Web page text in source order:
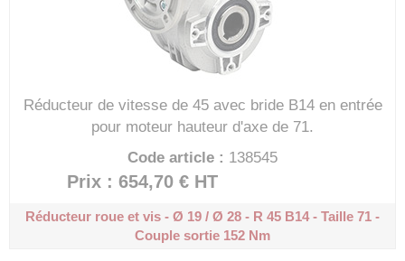
Réducteur de vitesse de 45 avec bride B14 en entrée
pour moteur hauteur d'axe de 71.
Code article : 138545
Prix : 654,70 € HT
Réducteur roue et vis - Ø 19 / Ø 28 - R 45 B14 - Taille 71 -
Couple sortie 152 Nm